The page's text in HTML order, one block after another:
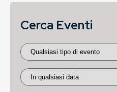
Cerca Eventi